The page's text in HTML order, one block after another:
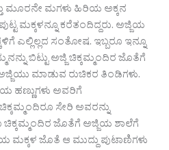
ಮೂರನೇ ಮಗಳು ಹಿರಿಯ ಅಕ್ಕನ
ಮಕ್ಕಳನ್ನೂ ಕರೆತಂದಿದ್ದರು. ಅಜ್ಜಿಯ
ಎಲ್ಲಿಲ್ಲದ ಸಂತೋಷ. ಇಬ್ಬರೂ ಇನ್ನೂ
ಬಿಟ್ಟು ಅಜ್ಜಿ ಚಿಕ್ಕಮ್ಮಂದಿರ ಜೊತೆಗೆ
ಮಾಡುವ ರುಚಿಕರ ತಿಂಡಿಗಳು.
ಹಣ್ಣುಗಳು ಅವರಿಗೆ
ಸೇರಿ ಅವರನ್ನು
ಚಿಕ್ಕಮ್ಮಂದಿರ ಜೊತೆಗೆ ಅಜ್ಜಿಯ ಶಾಲೆಗೆ
ಮಕ್ಕಳ ಜೊತೆ ಆ ಮುದ್ದು ಪುಟಾಣಿಗಳು